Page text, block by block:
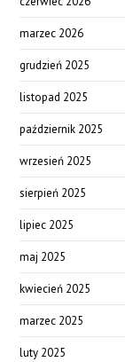
marzec 2026
grudzień 2025
listopad 2025
październik 2025
wrzesień 2025
sierpień 2025
lipiec 2025
maj 2025
kwiecień 2025
marzec 2025
luty 2025